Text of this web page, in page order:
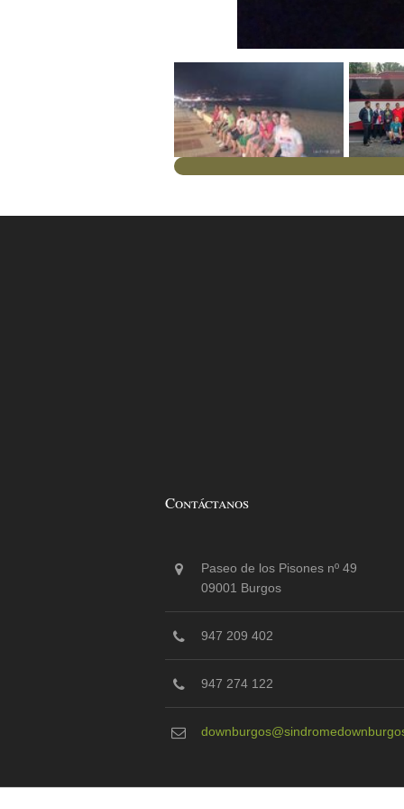
Contáctanos
Paseo de los Pisones nº 49
09001 Burgos
947 209 402
947 274 122